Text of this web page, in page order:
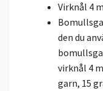
Virknål 4
den du
virknål 4
garn, 15